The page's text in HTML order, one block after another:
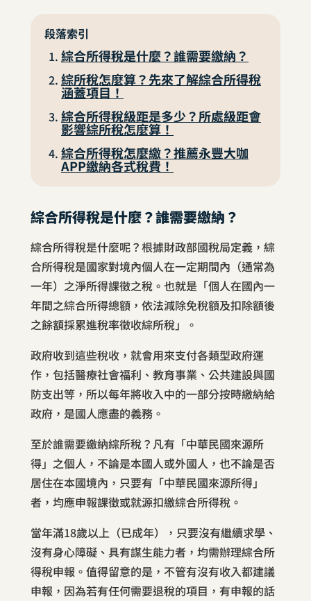
段落索引
綜合所得稅是什麼？誰需要繳納？
綜所稅怎麼算？先來了解綜合所得稅
涵蓋項目！
綜合所得稅級距是多少？所處級距會
影響綜所稅怎麼算！
綜合所得稅怎麼繳？推薦永豐大咖
APP繳納各式稅費！
綜合所得稅是什麼？誰需要繳納？
綜合所得稅是什麼呢？根據財政部國稅局定義，綜
合所得稅是國家對境內個人在一定期間內（通常為
一年）之淨所得課徵之稅。也就是「個人在國內一
年間之綜合所得總額，依法減除免稅額及扣除額後
之餘額採累進稅率徵收綜所稅」。
政府收到這些稅收，就會用來支付各類型政府運
作，包括醫療社會福利、教育事業、公共建設與國
防支出等，所以每年將收入中的一部分按時繳納給
政府，是國人應盡的義務。
至於誰需要繳納綜所稅？凡有「中華民國來源所
得」之個人，不論是本國人或外國人，也不論是否
居住在本國境內，只要有「中華民國來源所得」
者，均應申報課徵或就源扣繳綜合所得稅。
當年滿18歲以上（已成年），只要沒有繼續求學、
沒有身心障礙、具有謀生能力者，均需辦理綜合所
得稅申報。值得留意的是，不管有沒有收入都建議
申報，因為若有任何需要退稅的項目，有申報的話